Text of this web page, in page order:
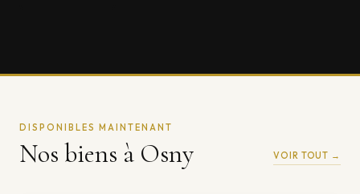
DISPONIBLES MAINTENANT
Nos biens à Osny VOIR TOUT →